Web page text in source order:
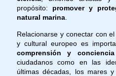
propósito: promover y
natural marina.
Relacionarse y conectar con
y cultural europeo es
comprensión y
ciudadanos como en las
últimas décadas, los mares